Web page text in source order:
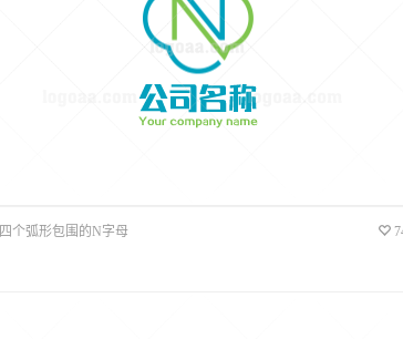
四个弧形包围的N字母